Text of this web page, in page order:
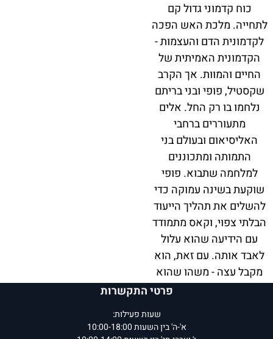
כוח קדמוני גדול קם
לתחייה. מלכת האש הפכה
לקדמונית הדם והעצמות -
הקדמונית האמיתית של
החיים והמוות. אך הקרב
שקסטיל, פופי ובני בריתם
נלחמו בו רק החל. אלים
מתעוררים ברחבי
האליסיאום ובעולם בני
התמותה ומתכוננים
למלחמה שתבוא. פופי
שוקעת בשינה עמוקה כדי
להשלים את תהליך הייעוד
הבלתי צפוי, וקאס מתמודד
עם הידיעה שהוא עלול
לאבד אותה. עם זאת, הוא
מקבל עצה - משהו שהוא
מתכנן להיאחז בו בזמן
עיניה היפות נפקחות שוב -
פרטי התקשרות
שעות פעילות:
א'-ה' בין השעות 10:00-18:00